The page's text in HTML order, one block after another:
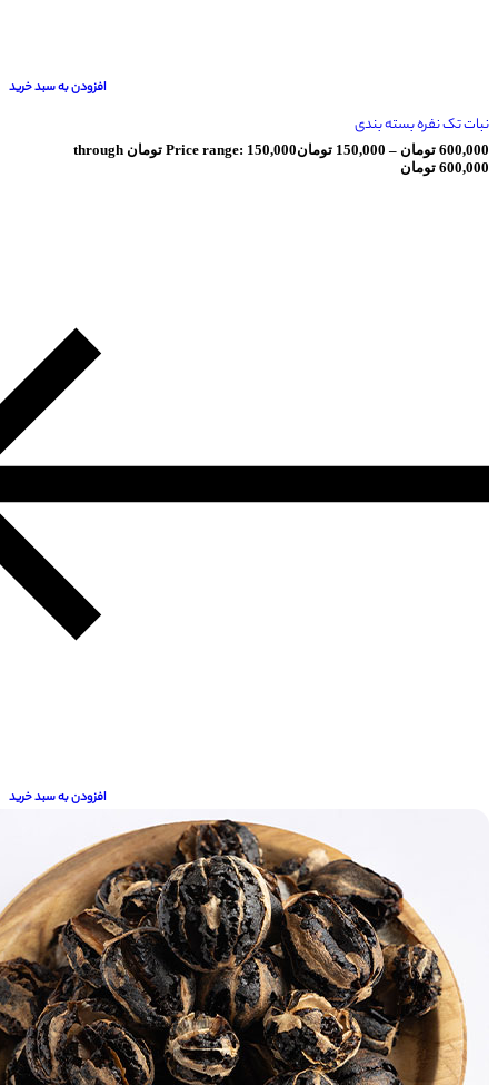
افزودن به سبد خرید
بسته بندی
–
150,000 تومان Price range: 150,000 تومان through
افزودن به سبد خرید